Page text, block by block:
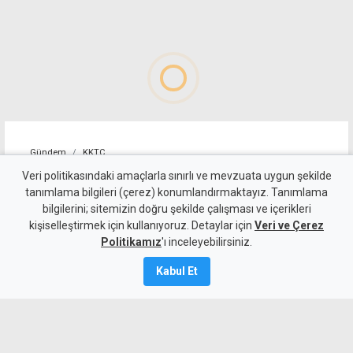
Gündem KKTC
Sıcakta çalışma yasağını
ihlal eden 19 iş yerine uyarı
7 Ağustos 2026
Veri politikasındaki amaçlarla sınırlı ve mevzuata uygun şekilde
tanımlama bilgileri (çerez) konumlandırmaktayız. Tanımlama
bilgilerini; sitemizin doğru şekilde çalışması ve içerikleri
kişiselleştirmek için kullanıyoruz. Detaylar için Veri ve Çerez
Politikamız'ı inceleyebilirsiniz.
Kabul Et